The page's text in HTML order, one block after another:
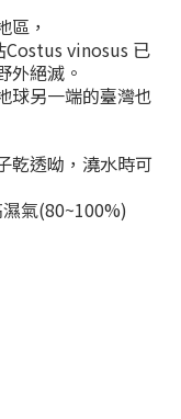
區，
Costus vinosus 已
外絕滅。
球另一端的臺灣也
透呦， 澆水時可
氣(80~100%)